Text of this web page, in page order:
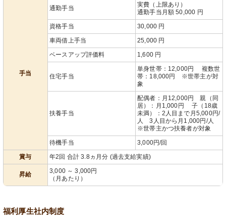
手当
通勤手当
実費（上限あり）
通勤手当月額 50,000 円
資格手当
30,000 円
車両借上手当
25,000 円
ベースアップ評価料
1,600 円
住宅手当
単身世帯：12,000円 複数世
帯：18,000円 ※世帯主が対
象
扶養手当
配偶者：月12,000円 親（同
居）：月1,000円 子（18歳
未満）：2人目まで月5,000円/
人 3人目から月1,000円/人
※世帯主かつ扶養者が対象
待機手当
3,000円/回
賞与
年2回 合計 3.8ヵ月分 (過去支給実績)
昇給
3,000 ～ 3,000円
（月あたり）
福利厚生社内制度